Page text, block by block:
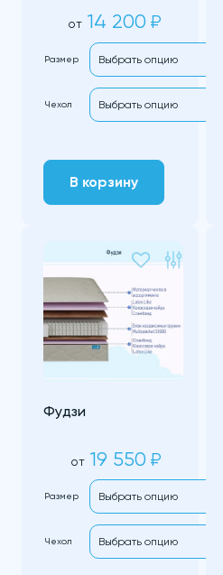
от 14 200 ₽
Размер
Чехол
В корзину
Фудзи
от 19 550 ₽
Размер
Чехол